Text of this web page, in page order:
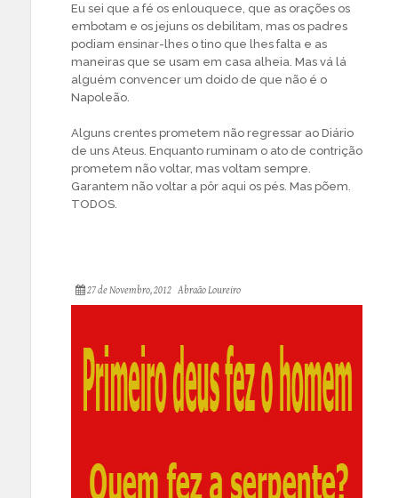
Eu sei que a fé os enlouquece, que as orações os
embotam e os jejuns os debilitam, mas os padres
podiam ensinar-lhes o tino que lhes falta e as
maneiras que se usam em casa alheia. Mas vá lá
alguém convencer um doido de que não é o
Napoleão.
Alguns crentes prometem não regressar ao Diário
de uns Ateus. Enquanto ruminam o ato de contrição
prometem não voltar, mas voltam sempre.
Garantem não voltar a pôr aqui os pés. Mas põem.
TODOS.
27 de Novembro, 2012 Abraão Loureiro